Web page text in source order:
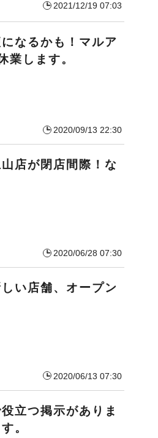
2021/12/19 07:03
なるかも！マルア
業します。
2020/09/13 22:30
店が閉店間際！な
2020/06/28 07:30
い店舗、オープン
2020/06/13 07:30
立つ掲示がありま
。